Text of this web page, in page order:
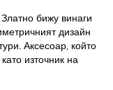
бижу винаги
дизайн
Аксесоар, който
източник на